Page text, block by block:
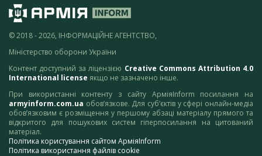
© 2018 - 2026, ІНФОРМАЦІЙНЕ АГЕНТСТВО,
Міністерство оборони України
Контент доступний за ліцензією Creative Commons Attribution 4.0
International license якщо не зазначено інше.
При використанні контенту з сайту АрміяInform посилання на
armyinform.com.ua обов’язкове. Для суб’єктів у сфері онлайн-медіа
обов’язковим є розміщення у першому абзаці матеріалу прямого та
відкритого для пошукових систем гіперпосилання на цитований
матеріал.
Політика користування сайтом АрміяInform
Політика використання файлів cookie